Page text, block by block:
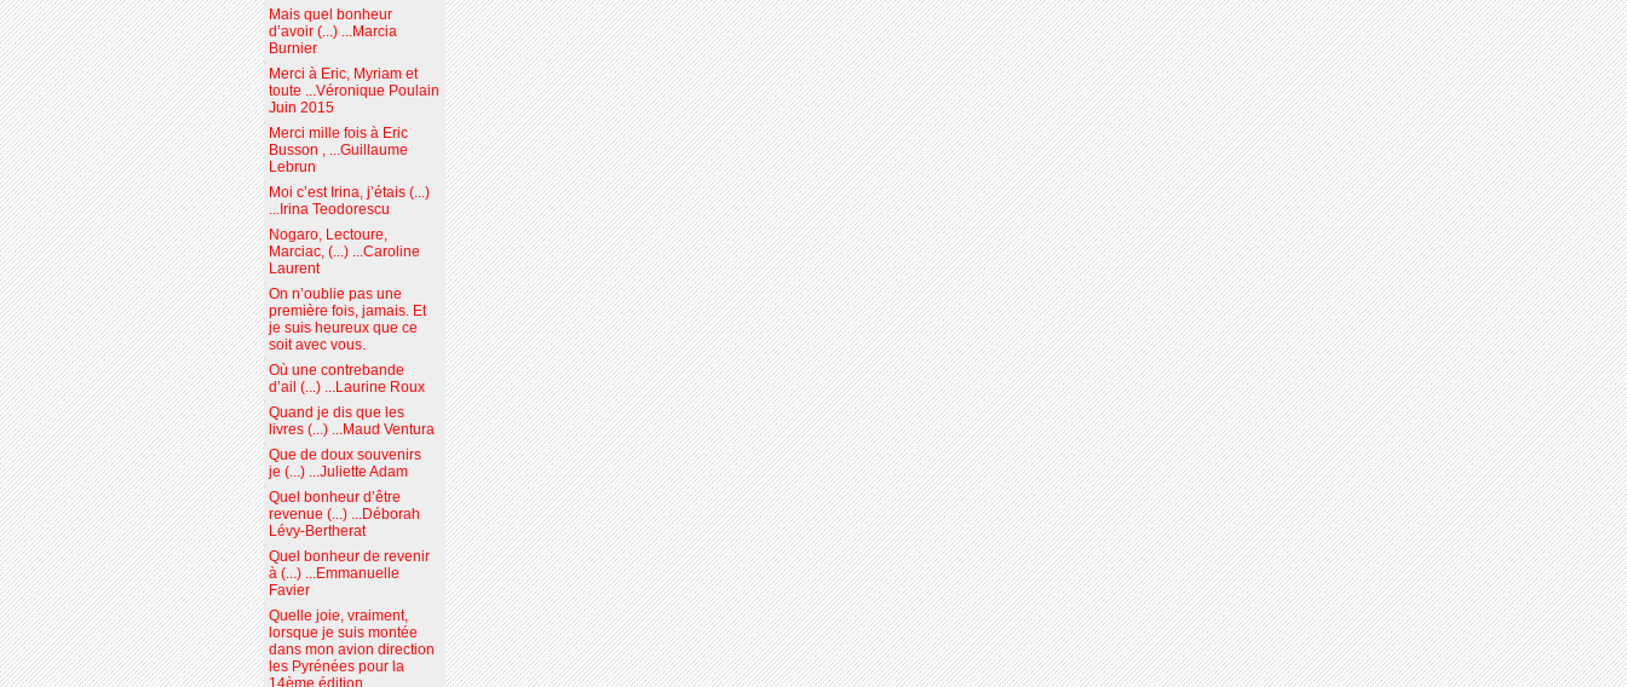
Mais quel bonheur
d’avoir (...) ...Marcia
Burnier
Merci à Eric, Myriam et
toute ...Véronique Poulain
Juin 2015
Merci mille fois à Eric
Busson , ...Guillaume
Lebrun
Moi c’est Irina, j’étais (...)
...Irina Teodorescu
Nogaro, Lectoure,
Marciac, (...) ...Caroline
Laurent
On n’oublie pas une
première fois, jamais. Et
je suis heureux que ce
soit avec vous.
Où une contrebande
d’ail (...) ...Laurine Roux
Quand je dis que les
livres (...) ...Maud Ventura
Que de doux souvenirs
je (...) ...Juliette Adam
Quel bonheur d’être
revenue (...) ...Déborah
Lévy-Bertherat
Quel bonheur de revenir
à (...) ...Emmanuelle
Favier
Quelle joie, vraiment,
lorsque je suis montée
dans mon avion direction
les Pyrénées pour la